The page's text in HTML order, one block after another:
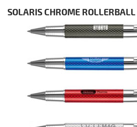
SOLARIS CHROME ROLLERBALL